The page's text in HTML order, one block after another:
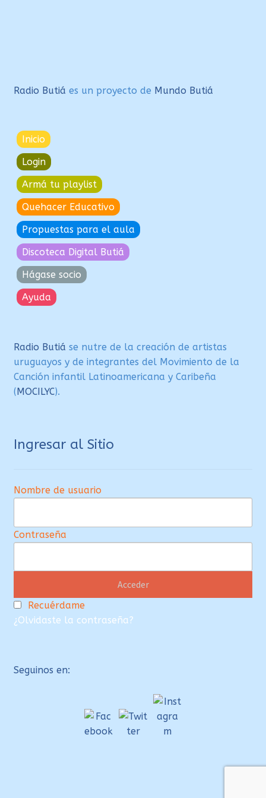
Radio Butiá es un proyecto de Mundo Butiá
Inicio
Login
Armá tu playlist
Quehacer Educativo
Propuestas para el aula
Discoteca Digital Butiá
Hágase socio
Ayuda
Radio Butiá se nutre de la creación de artistas
uruguayos y de integrantes del Movimiento de la
Canción infantil Latinoamericana y Caribeña
(MOCILYC).
Ingresar al Sitio
Nombre de usuario
Contraseña
Recuérdame
¿Olvidaste la contraseña?
Seguinos en: